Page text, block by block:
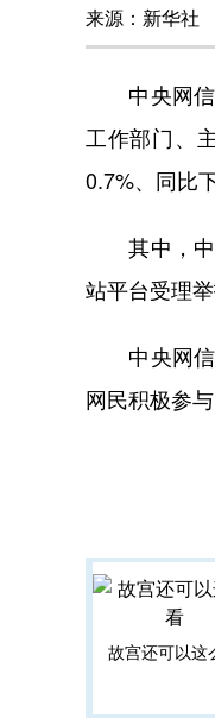
来源：新华社
中央网信
工作部门、
0.7%、同比
其中，中
站平台受理
中央网信
网民积极参
故宫还可以这